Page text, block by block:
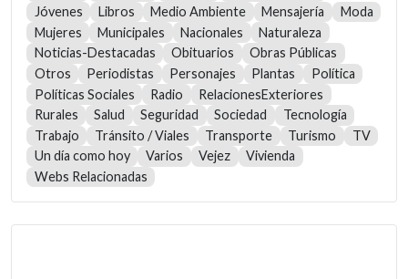
Jóvenes
Libros Medio Ambiente Mensajería
Moda
Mujeres
Municipales Nacionales
Naturaleza
Noticias-Destacadas
Obituarios
Obras Públicas
Otros
Periodistas Personajes Plantas
Política
Políticas Sociales
Radio
RelacionesExteriores
Rurales
Salud Seguridad Sociedad
Tecnología
Trabajo
Tránsito / Viales Transporte Turismo
TV
Un día como hoy
Varios Vejez
Vivienda
Webs Relacionadas